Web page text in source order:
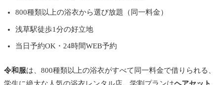
800種類以上の浴衣から選び放題（同一料金）
浅草駅徒歩1分の好立地
当日予約OK・24時間WEB予約
令和服は、800種類以上の浴衣がすべて同一料金で借りられる、